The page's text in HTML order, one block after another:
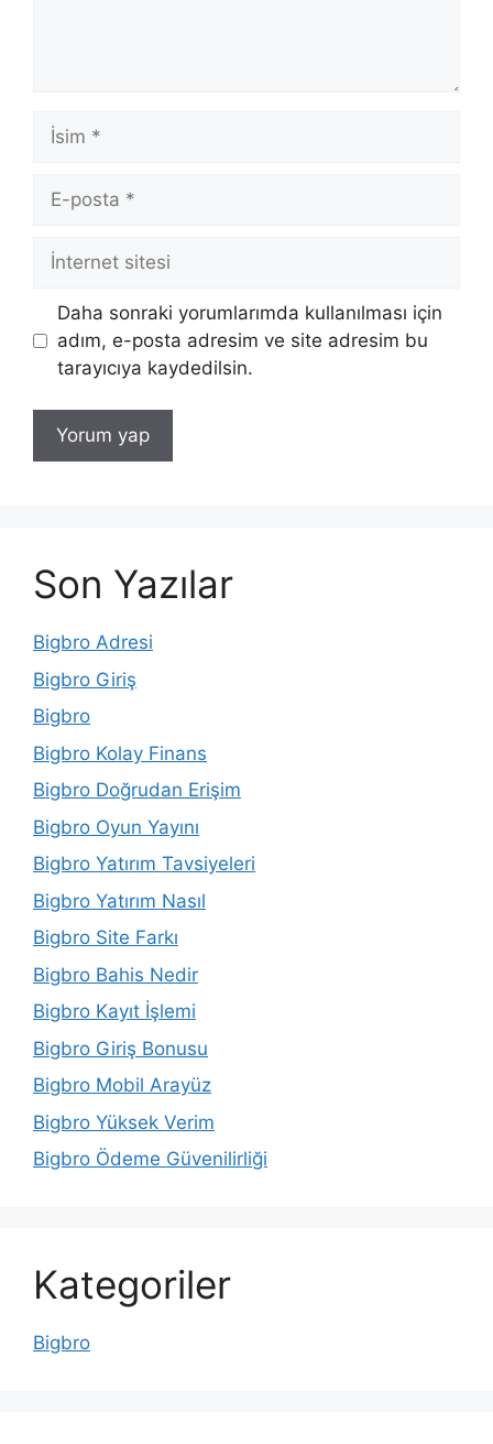
İsim
posta
İnternet
sitesi
Daha sonraki yorumlarımda kullanılması için
adım, e-posta adresim ve site adresim bu
tarayıcıya kaydedilsin.
Son Yazılar
Bigbro Adresi
Bigbro Giriş
Bigbro
Bigbro Kolay Finans
Bigbro Doğrudan Erişim
Bigbro Oyun Yayını
Bigbro Yatırım Tavsiyeleri
Bigbro Yatırım Nasıl
Bigbro Site Farkı
Bigbro Bahis Nedir
Bigbro Kayıt İşlemi
Bigbro Giriş Bonusu
Bigbro Mobil Arayüz
Bigbro Yüksek Verim
Bigbro Ödeme Güvenilirliği
Kategoriler
Bigbro